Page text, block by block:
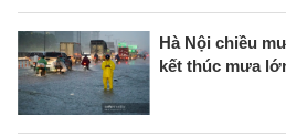
Hà Nội chiều
kết thúc mưa